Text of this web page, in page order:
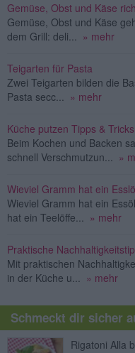
Gemüse, Obst und Käse
Gemüse, Obst und Käse
dem Grill: deli... » mehr
Teigarten für Pasta
Zwei Teigarten bilden die
Pasta secc... » mehr
Küche putzen Tipps & Tricks
Beim Kochen und Backen
schnell Verschmutzun... »
Wieviel Gramm hat ein
Wieviel Gramm hat ein
hat ein Teelöffe... » mehr
Praktische
Mit praktischen
in der Küche u... » mehr
Schmeckt dir sicher
Rigatoni Alla